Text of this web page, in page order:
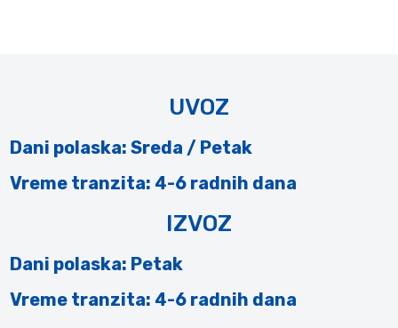
UVOZ
Dani polaska: Sreda / Petak
Vreme tranzita: 4-6 radnih dana
IZVOZ
Dani polaska: Petak
Vreme tranzita: 4-6 radnih dana